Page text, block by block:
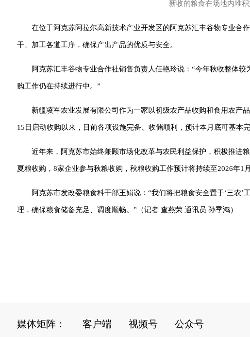
新收的粮食在场地内堆
在位于阿克苏阿拉尔高新技术产业开发区的阿克苏汇丰谷物专业合
干、加工各道工序，确保产出产品的优质与安全。
阿克苏汇丰谷物专业合作社销售负责人任艳玲说：“今年秋收整体
购工作仍在持续进行中。”
新疆凌军农业发展有限公司作为一家以初级农产品收购和食用农产
15日启动收购以来，目前各项设施完备、收储顺利，预计本月底可基本
近年来，阿克苏市始终兼顾市场化改革与农民利益保护，积极推进
夏粮收购，8家企业参与秋粮收购，秋粮收购工作预计将持续至2026年1月
阿克苏市发改委粮食科干部王娟说：“我们将把粮食安全置于‘三农
理，确保粮食储备充足、调度顺畅。”（记者 查燕荣 通讯员 孙季鸿）
媒体矩阵： 客户端 视频号 公众号